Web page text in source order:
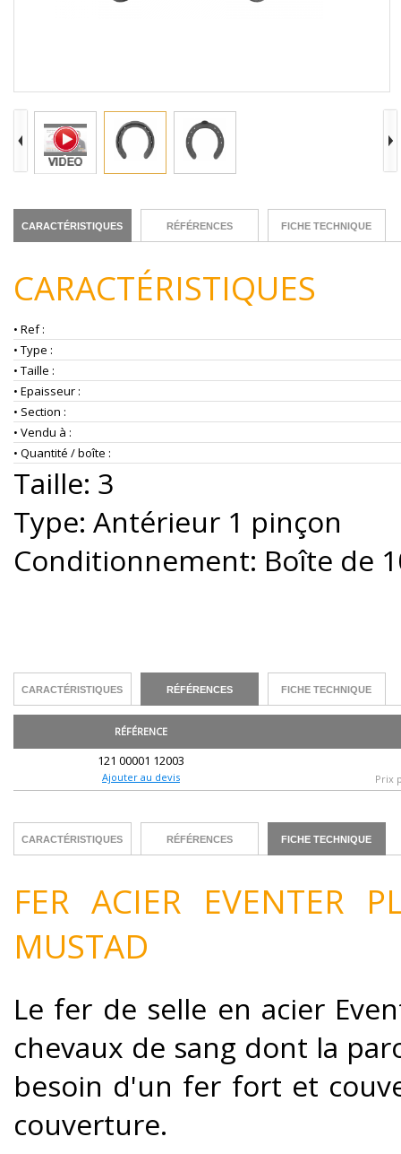
CARACTÉRISTIQUES RÉFÉRENCES FICHE TECHNIQUE
CARACTÉRISTIQUES
• Ref :
• Type :
• Taille :
• Epaisseur :
• Section :
• Vendu à :
• Quantité / boîte :
Taille: 3
Type: Antérieur 1 pinçon
Conditionnement: Boîte de
CARACTÉRISTIQUES RÉFÉRENCES FICHE TECHNIQUE
RÉFÉRENCE
121 00001 12003
Ajouter au devis Prix
CARACTÉRISTIQUES RÉFÉRENCES FICHE TECHNIQUE
FER ACIER EVENTER
MUSTAD
Le fer de selle en acier
chevaux de sang dont la
besoin d'un fer fort et
couverture.